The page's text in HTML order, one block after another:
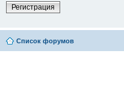
Регистрация
Список форумов